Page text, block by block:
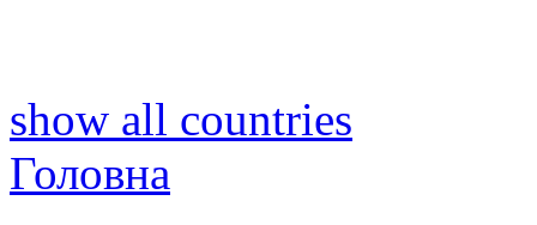
show all countries
Головна